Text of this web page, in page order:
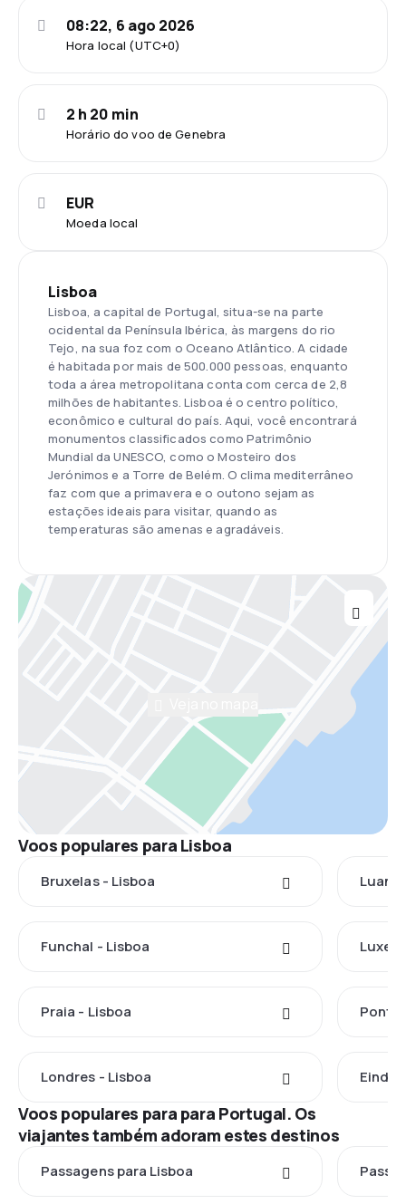
Hora local (UTC+0)
08:22, 6 ago 2026
Horário do voo de Genebra
2 h 20 min
Moeda local
EUR
Lisboa
Lisboa, a capital de Portugal, situa-se na parte
ocidental da Península Ibérica, às margens do rio
Tejo, na sua foz com o Oceano Atlântico. A cidade
é habitada por mais de 500.000 pessoas, enquanto
toda a área metropolitana conta com cerca de 2,8
milhões de habitantes. Lisboa é o centro político,
econômico e cultural do país. Aqui, você encontrará
monumentos classificados como Patrimônio
Mundial da UNESCO, como o Mosteiro dos
Jerónimos e a Torre de Belém. O clima mediterrâneo
faz com que a primavera e o outono sejam as
estações ideais para visitar, quando as
temperaturas são amenas e agradáveis.
Voos populares para Lisboa
Bruxelas - Lisboa
Funchal - Lisboa
Praia - Lisboa Ponta
Londres - Lisboa
Voos populares para para Portugal. Os
viajantes também adoram estes destinos
Passagens para Lisboa